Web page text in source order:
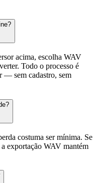
acima, escolha WAV
Todo o processo é
— sem cadastro, sem
costuma ser mínima. Se
exportação WAV mantém